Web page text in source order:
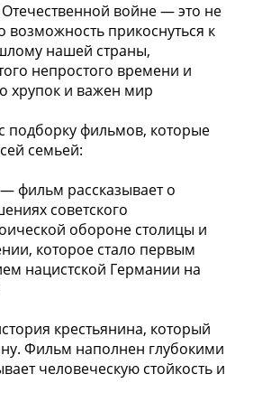
войне — это не
возможность прикоснуться к
нашей страны,
непростого времени и
хрупок и важен мир
подборку фильмов, которые
семьей:
— фильм рассказывает о
советского
обороне столицы и
которое стало первым
нацистской Германии на
крестьянина, который
Фильм наполнен глубокими
человеческую стойкость и